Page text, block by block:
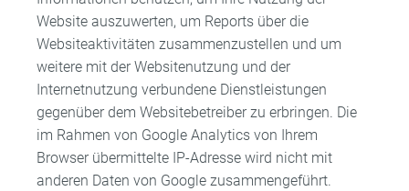
Website auszuwerten, um Reports über die
Websiteaktivitäten zusammenzustellen und um
weitere mit der Websitenutzung und der
Internetnutzung verbundene Dienstleistungen
gegenüber dem Websitebetreiber zu erbringen. Die
im Rahmen von Google Analytics von Ihrem
Browser übermittelte IP-Adresse wird nicht mit
anderen Daten von Google zusammengeführt.